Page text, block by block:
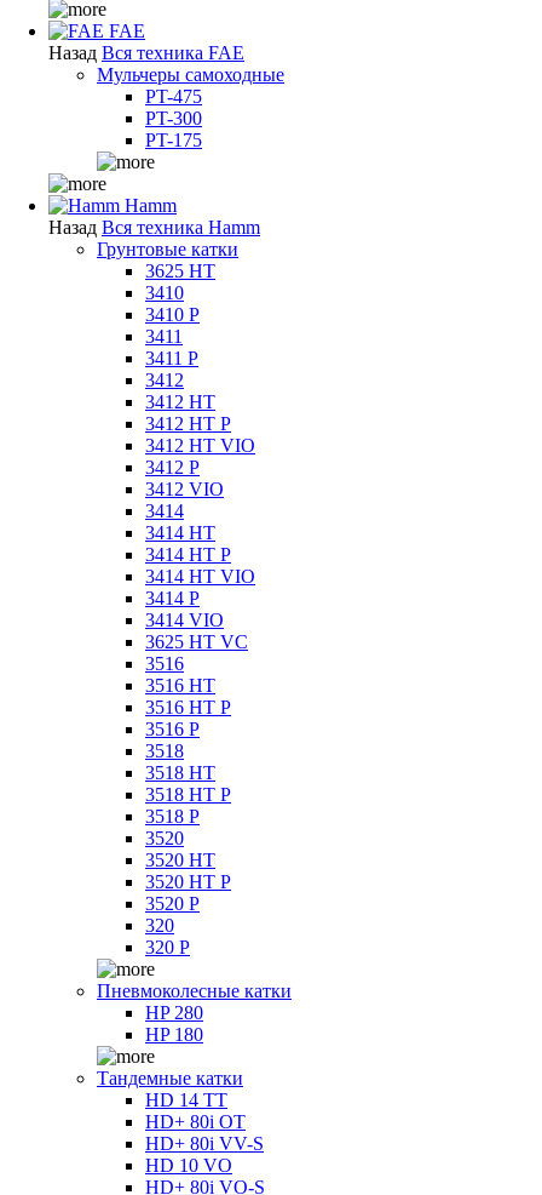
FAE
Назад Вся техника FAE
Мульчеры самоходные
PT-475
PT-300
PT-175
Hamm
Назад Вся техника Hamm
Грунтовые катки
3625 HT
3410
3410 P
3411
3411 P
3412
3412 HT
3412 HT P
3412 HT VIO
3412 P
3412 VIO
3414
3414 HT
3414 HT P
3414 HT VIO
3414 P
3414 VIO
3625 HT VC
3516
3516 HT
3516 HT P
3516 P
3518
3518 HT
3518 HT P
3518 P
3520
3520 HT
3520 HT P
3520 P
320
320 P
Пневмоколесные катки
HP 280
HP 180
Тандемные катки
HD 14 TT
HD+ 80i OT
HD+ 80i VV-S
HD 10 VO
HD+ 80i VO-S